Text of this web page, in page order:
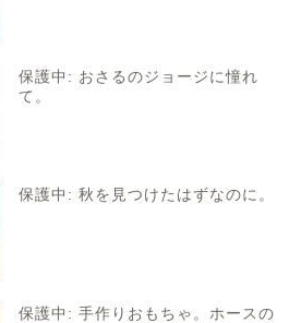
保護中: おさるのジョージに憧れ
て。
保護中: 秋を見つけたはずなのに。
保護中: 手作りおもちゃ。ホースの